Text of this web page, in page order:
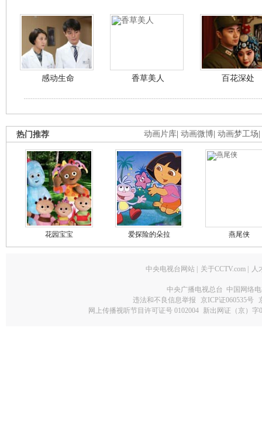
感动生命 香草美人 百花深处
动画片库 动画微博 动画梦工场
热门推荐
花园宝宝 爱探险的朵拉 燕尾侠
中央电视台网站 关于CCTV.com 人
中央广播电视总台 中国网络
违法和不良信息举报
京ICP证060535号
网上传播视听节目许可证号 0102004 新出网证（京）